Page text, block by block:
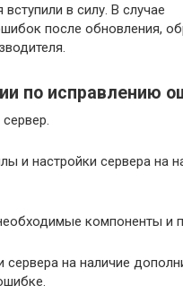
в силу. В случае
после обновления,
по исправлению
и настройки сервера на
компоненты и
сервера на наличие